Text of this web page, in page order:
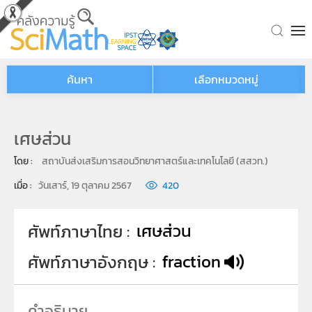
Skip to main content
ค้นหา เลือกหมวดหมู่
เศษส่วน
โดย :
สถาบันส่งเสริมการสอนวิทยาศาสตร์และเทคโนโลยี (สสวท.)
เมื่อ : วันเสาร์, 19 ตุลาคม 2567 420
ศัพท์ภาษาไทย
เศษส่วน
ศัพท์ภาษาอังกฤษ fraction